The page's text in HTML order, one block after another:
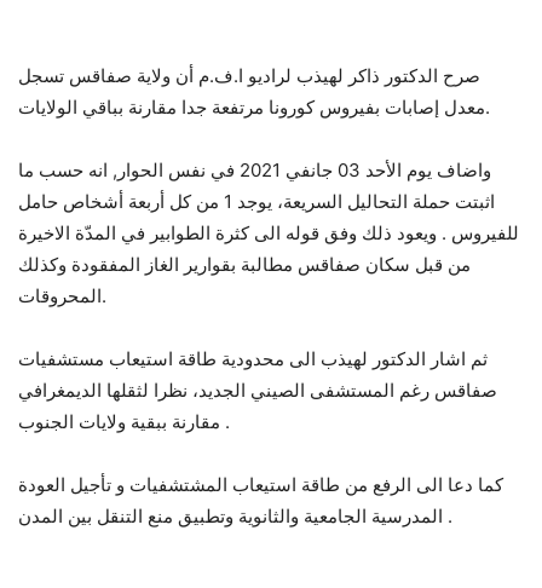
صرح الدكتور ذاكر لهيذب لراديو ا.ف.م أن ولاية صفاقس تسجل
معدل إصابات بفيروس كورونا مرتفعة جدا مقارنة بباقي الولايات.
واضاف يوم الأحد 03 جانفي 2021 في نفس الحوار, انه حسب ما
اثبتت حملة التحاليل السريعة، يوجد 1 من كل أربعة أشخاص حامل
للفيروس . ويعود ذلك وفق قوله الى كثرة الطوابير في المدّة الاخيرة
من قبل سكان صفاقس مطالبة بقوارير الغاز المفقودة وكذلك
المحروقات.
ثم اشار الدكتور لهيذب الى محدودية طاقة استيعاب مستشفيات
صفاقس رغم المستشفى الصيني الجديد، نظرا لثقلها الديمغرافي
مقارنة ببقية ولايات الجنوب .
كما دعا الى الرفع من طاقة استيعاب المشتشفيات و تأجيل العودة
المدرسية الجامعية والثانوية وتطبيق منع التنقل بين المدن .